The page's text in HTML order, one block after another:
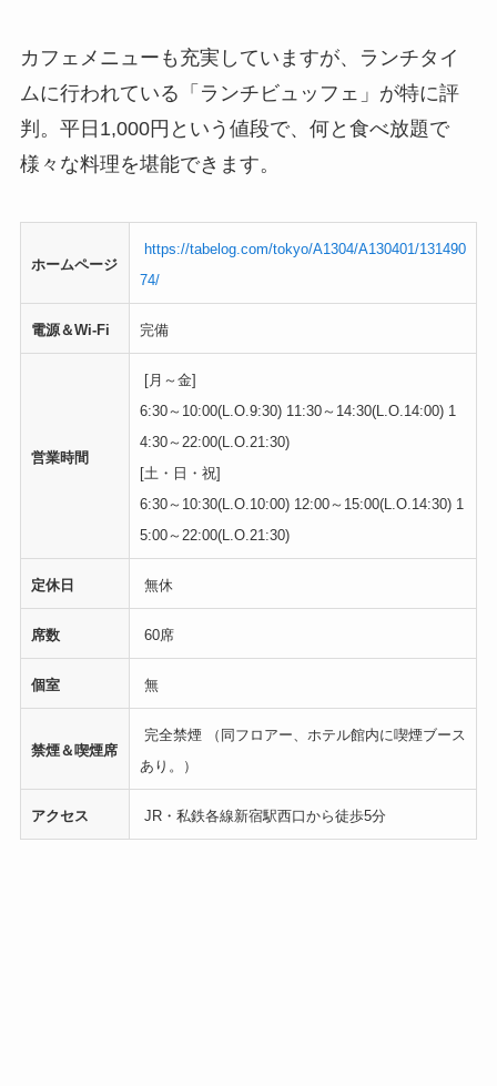
カフェメニューも充実していますが、ランチタイ
ムに行われている「ランチビュッフェ」が特に評
判。平日1,000円という値段で、何と食べ放題で
様々な料理を堪能できます。
ホームページ
https://tabelog.com/tokyo/A1304/A130401/131490
74/
電源＆Wi-Fi 完備
営業時間
[月～金]
6:30～10:00(L.O.9:30) 11:30～14:30(L.O.14:00) 1
4:30～22:00(L.O.21:30)
[土・日・祝]
6:30～10:30(L.O.10:00) 12:00～15:00(L.O.14:30) 1
5:00～22:00(L.O.21:30)
定休日 無休
席数 60席
個室 無
禁煙＆喫煙席
完全禁煙 （同フロアー、ホテル館内に喫煙ブース
あり。）
アクセス JR・私鉄各線新宿駅西口から徒歩5分